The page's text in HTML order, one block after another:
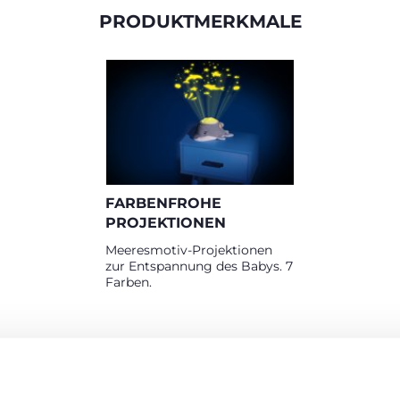
PRODUKTMERKMALE
FARBENFROHE
PROJEKTIONEN
Meeresmotiv-Projektionen
zur Entspannung des Babys. 7
Farben.